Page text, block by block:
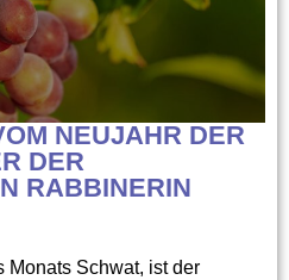
NEUJAHR DER
DER
RABBINERIN
Monats Schwat, ist der